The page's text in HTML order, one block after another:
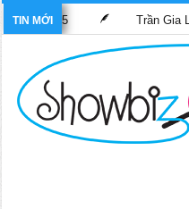
TIN MỚI Trần Gia Lạc và